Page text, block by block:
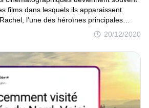
20/12/2020
films dans lesquels ils apparaissent.
l’une des héroïnes principales
Sa coupe de cheveux reste
chez les jeunes femmes, bien que plus
depuis la fin de la série. En outre, les
ne sont pas uniquement capables
tendances de mode, mais peuvent aussi
ou même ajouter un certain